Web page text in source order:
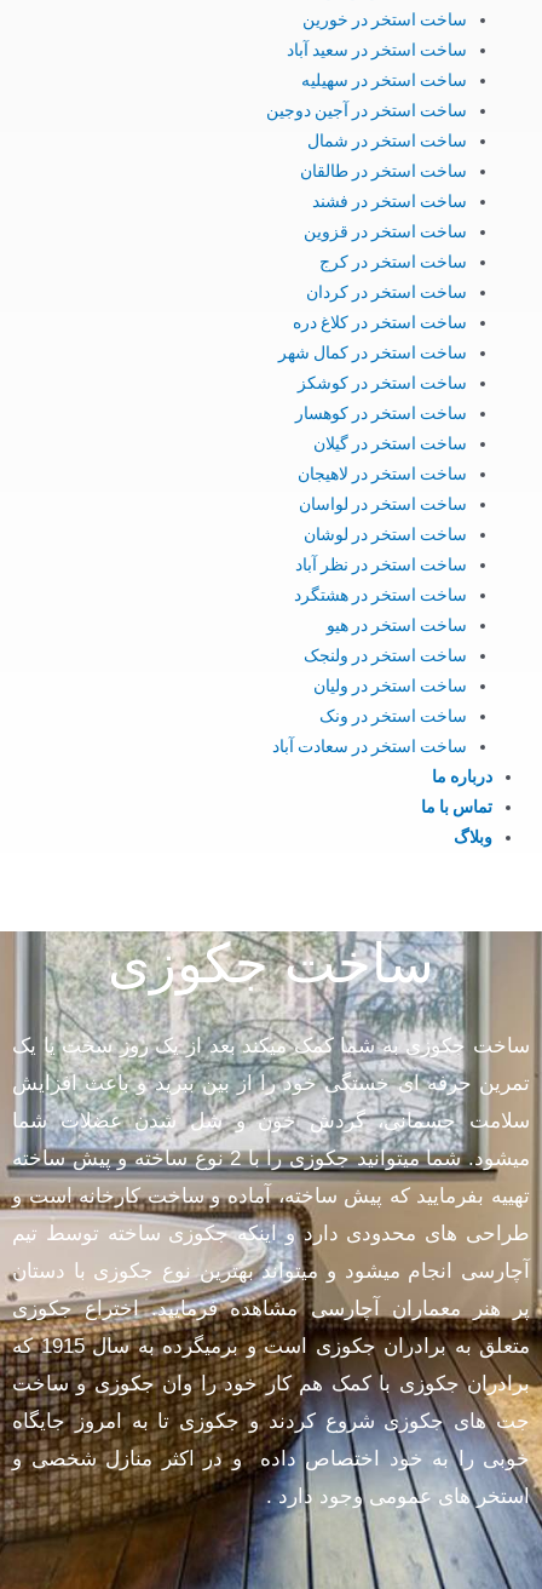
ساخت استخر در خورین
ساخت استخر در سعید آباد
ساخت استخر در سهیلیه
ساخت استخر در آجین دوجین
ساخت استخر در شمال
ساخت استخر در طالقان
ساخت استخر در فشند
ساخت استخر در قزوین
ساخت استخر در کرج
ساخت استخر در کردان
ساخت استخر در کلاغ دره
ساخت استخر در کمال شهر
ساخت استخر در کوشکز
ساخت استخر در کوهسار
ساخت استخر در گیلان
ساخت استخر در لاهیجان
ساخت استخر در لواسان
ساخت استخر در لوشان
ساخت استخر در نظر آباد
ساخت استخر در هشتگرد
ساخت استخر در هیو
ساخت استخر در ولنجک
ساخت استخر در ولیان
ساخت استخر در ونک
ساخت استخر در سعادت آباد
درباره ما
تماس با ما
وبلاگ
ساخت جکوزی
ساخت جکوزی به شما کمک میکند بعد از یک روز سخت یا یک
تمرین حرفه ای خستگی خود را از بین ببرید و باعث افزایش
سلامت جسمانی، گردش خون و شل شدن عضلات شما
میشود. شما میتوانید جکوزی را با 2 نوع ساخته و پیش ساخته
تهییه بفرمایید که پیش ساخته، آماده و ساخت کارخانه است و
طراحی های محدودی دارد و اینکه جکوزی ساخته توسط تیم
آچارسی انجام میشود و میتواند بهترین نوع جکوزی با دستان
پر هنر معماران آچارسی مشاهده فرمایید. اختراع جکوزی
متعلق به برادران جکوزی است و برمیگرده به سال 1915 که
برادران جکوزی با کمک هم کار خود را وان جکوزی و ساخت
جت های جکوزی شروع کردند و جکوزی تا به امروز جایگاه
خوبی را به خود اختصاص داده و در اکثر منازل شخصی و
استخر های عمومی وجود دارد .